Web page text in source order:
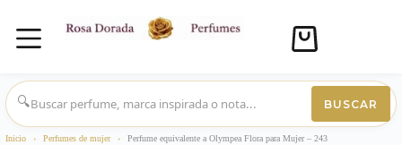
Saltar
al
contenido
Carro
compra
🔍
BUSCAR
Inicio › Perfumes de mujer › Perfume equivalente a Olympea Flora para Mujer – 243